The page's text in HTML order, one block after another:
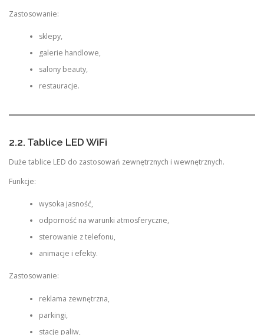
Zastosowanie:
sklepy,
galerie handlowe,
salony beauty,
restauracje.
2.2. Tablice LED WiFi
Duże tablice LED do zastosowań zewnętrznych i wewnętrznych.
Funkcje:
wysoka jasność,
odporność na warunki atmosferyczne,
sterowanie z telefonu,
animacje i efekty.
Zastosowanie:
reklama zewnętrzna,
parkingi,
stacje paliw,